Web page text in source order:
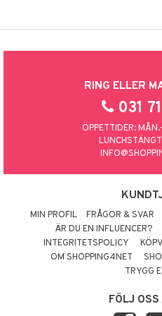
RING ELLER
031
ÖPPETTIDER:
MIN PROFIL FRÅGOR & SVAR
ÄR DU EN INFLUENCER?
INTEGRITETSPOLICY
OM SHOPPING4NET
TRYGG
FÖLJ OSS